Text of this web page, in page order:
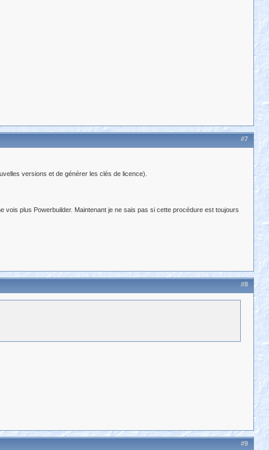
#7
versions et de générer les clés de licence).
plus Powerbuilder. Maintenant je ne sais pas si cette procédure est toujours
#8
#9